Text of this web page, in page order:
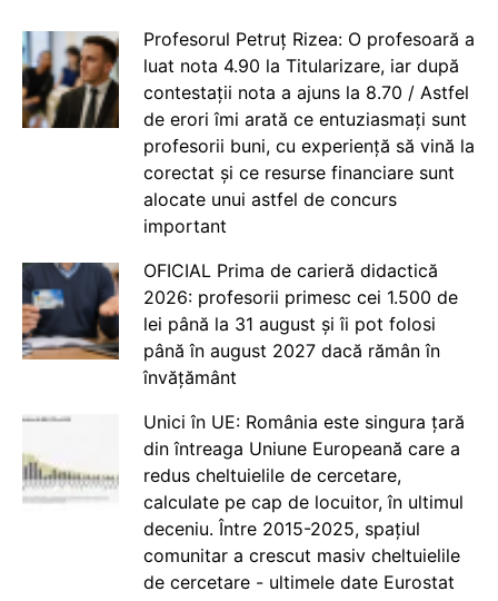
Profesorul Petruț Rizea: O profesoară a
luat nota 4.90 la Titularizare, iar după
contestații nota a ajuns la 8.70 / Astfel
de erori îmi arată ce entuziasmați sunt
profesorii buni, cu experiență să vină la
corectat și ce resurse financiare sunt
alocate unui astfel de concurs
important
OFICIAL Prima de carieră didactică
2026: profesorii primesc cei 1.500 de
lei până la 31 august și îi pot folosi
până în august 2027 dacă rămân în
învățământ
Unici în UE: România este singura țară
din întreaga Uniune Europeană care a
redus cheltuielile de cercetare,
calculate pe cap de locuitor, în ultimul
deceniu. Între 2015-2025, spațiul
comunitar a crescut masiv cheltuielile
de cercetare - ultimele date Eurostat